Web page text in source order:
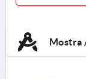
Mostra